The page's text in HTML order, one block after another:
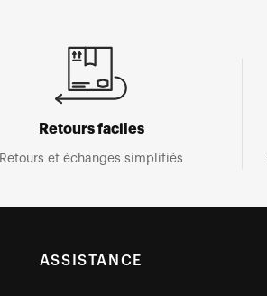
Retours faciles
Retours et échanges simplifiés
ASSISTANCE